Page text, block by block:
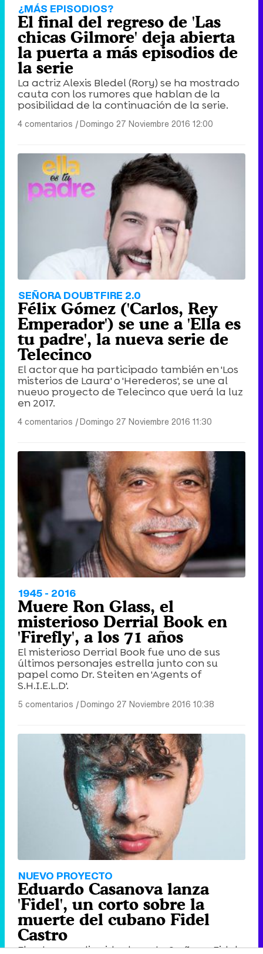
¿MÁS EPISODIOS?
El final del regreso de 'Las
chicas Gilmore' deja abierta
la puerta a más episodios de
la serie
La actriz Alexis Bledel (Rory) se ha mostrado
cauta con los rumores que hablan de la
posibilidad de la continuación de la serie.
4 comentarios |Domingo 27 Noviembre 2016 12:00
SEÑORA DOUBTFIRE 2.0
Félix Gómez ('Carlos, Rey
Emperador') se une a 'Ella es
tu padre', la nueva serie de
Telecinco
El actor que ha participado también en 'Los
misterios de Laura' o 'Herederos', se une al
nuevo proyecto de Telecinco que verá la luz
en 2017.
4 comentarios |Domingo 27 Noviembre 2016 11:30
1945 - 2016
Muere Ron Glass, el
misterioso Derrial Book en
'Firefly', a los 71 años
El misterioso Derrial Book fue uno de sus
últimos personajes estrella junto con su
papel como Dr. Steiten en 'Agents of
S.H.I.E.L.D'.
5 comentarios |Domingo 27 Noviembre 2016 10:38
NUEVO PROYECTO
Eduardo Casanova lanza
'Fidel', un corto sobre la
muerte del cubano Fidel
Castro
El actor que dio vida durante 9 años a Fidel